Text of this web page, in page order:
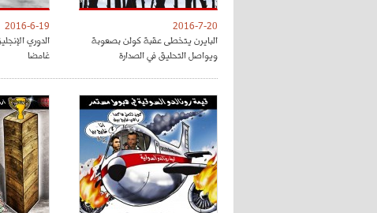
2016-7-20
البايرن يتخطى عقبة كولن بصعوبة
ويواصل التحليق في الصدارة
2016-6-19
الدوري
غامضا